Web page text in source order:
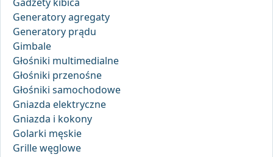
Generatory agregaty
Generatory prądu
Gimbale
Głośniki multimedialne
Głośniki przenośne
Głośniki samochodowe
Gniazda elektryczne
Gniazda i kokony
Golarki męskie
Grille węglowe